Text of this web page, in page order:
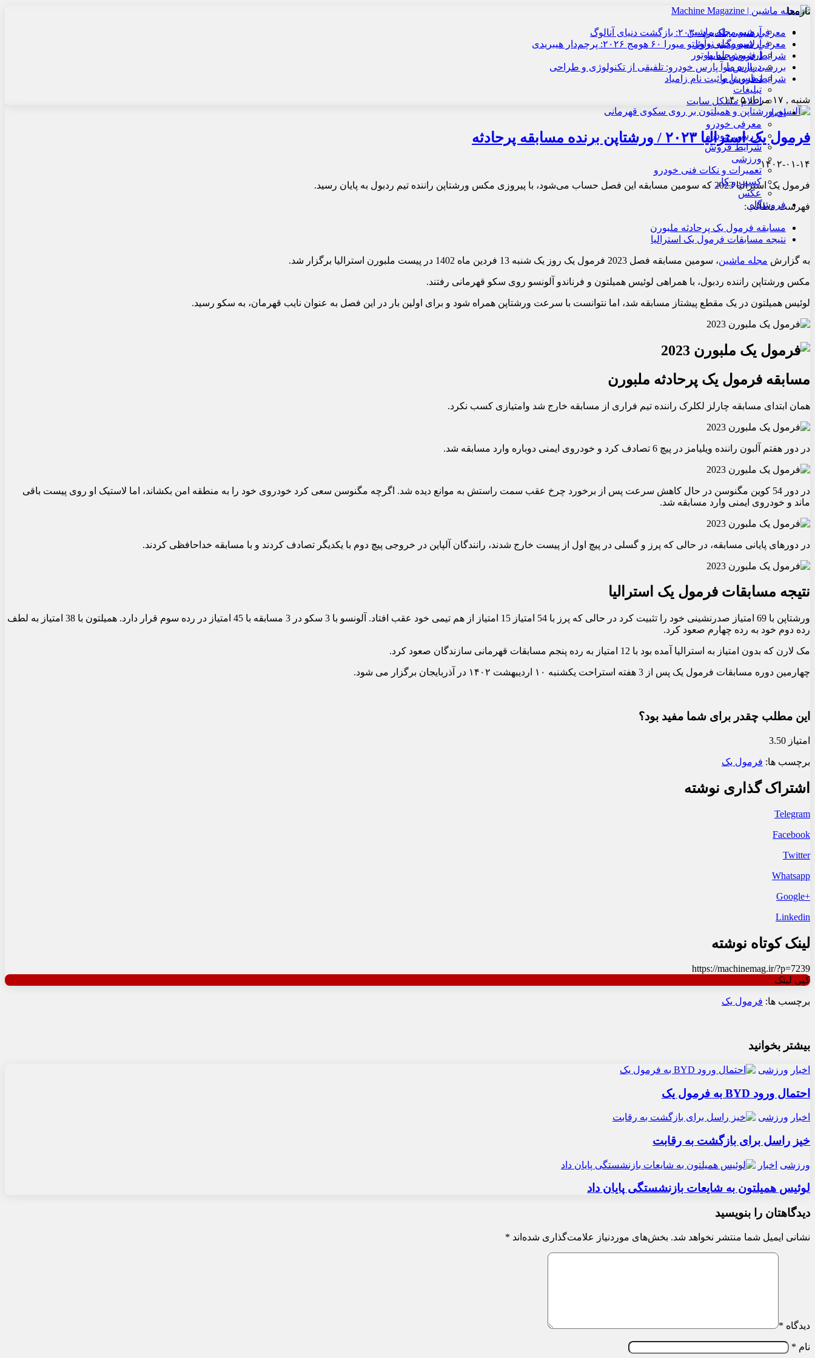
آرشیو مجله ماشین
آرشیو مجله نوآور
آرشیو مجله موتور
درباره ما
تماس با ما
تبلیغات
اعلام مشکل سایت
اخبار
معرفی خودرو
بررسی خودرو
شرایط فروش
ورزشی
تعمیرات و نکات فنی خودرو
کسب و کار
عکس
فروشگاه
تازه‌ها
معرفی هنسی بلک‌برد ۲۰۳۰: بازگشت دنیای آنالوگ
معرفی لامبورگینی روئلتو میورا ۶۰ هومج ۲۰۲۶: پرچم‌دار هیبریدی
شرایط فروش سایپا
بررسی پارس نوآ پارس خودرو: تلفیقی از تکنولوژی و طراحی
شرایط فروش و ثبت نام زامیاد
شنبه , ۱۷ مرداد ۱۴۰۵
فرمول یک استرالیا ۲۰۲۳ / ورشتاپن برنده مسابقه پرحادثه
۱۴۰۲-۰۱-۱۴
فرمول یک استرالیا 2023 که سومین مسابقه این فصل حساب می‌شود، با پیروزی مکس ورشتاپن راننده تیم ردبول به پایان رسید.
فهرست مطالب:
مسابقه فرمول یک پرحادثه ملبورن
نتیجه مسابقات فرمول یک استرالیا
به گزارش مجله ماشین، سومین مسابقه فصل 2023 فرمول یک روز یک شنبه 13 فردین ماه 1402 در پیست ملبورن استرالیا برگزار شد.
مکس ورشتاپن راننده ردبول، با همراهی لوئیس همیلتون و فرناندو آلونسو روی سکو قهرمانی رفتند.
لوئیس همیلتون در یک مقطع پیشتاز مسابقه شد، اما نتوانست با سرعت ورشتاپن همراه شود و برای اولین بار در این فصل به عنوان نایب قهرمان، به سکو رسید.
مسابقه فرمول یک پرحادثه ملبورن
همان ابتدای مسابقه چارلز لکلرک راننده تیم فراری از مسابقه خارج شد وامتیازی کسب نکرد.
در دور هفتم آلبون راننده ویلیامز در پیچ 6 تصادف کرد و خودروی ایمنی دوباره وارد مسابقه شد.
در دور 54 کوین مگنوسن در حال کاهش سرعت پس از برخورد چرخ عقب سمت راستش به موانع دیده شد. اگرچه مگنوسن سعی کرد خودروی خود را به منطقه امن بکشاند، اما لاستیک او روی پیست باقی
ماند و خودروی ایمنی وارد مسابقه شد.
در دورهای پایانی مسابقه، در حالی که پرز و گسلی در پیچ اول از پیست خارج شدند، رانندگان آلپاین در خروجی پیچ دوم با یکدیگر تصادف کردند و با مسابقه خداحافظی کردند.
نتیجه مسابقات فرمول یک استرالیا
ورشتاپن با 69 امتیاز صدرنشینی خود را تثبیت کرد در حالی که پرز با 54 امتیاز 15 امتیاز از هم تیمی خود عقب افتاد. آلونسو با 3 سکو در 3 مسابقه با 45 امتیاز در رده سوم قرار دارد. همیلتون با 38 امتیاز به لطف
رده دوم خود به رده چهارم صعود کرد.
مک لارن که بدون امتیاز به استرالیا آمده بود با 12 امتیاز به رده پنجم مسابقات قهرمانی سازندگان صعود کرد.
چهارمین دوره مسابقات فرمول یک پس از 3 هفته استراحت یکشنبه ۱۰ اردیبهشت ۱۴۰۲ در آذربایجان برگزار می شود.
این مطلب چقدر برای شما مفید بود؟
امتیاز 3.50
برچسب ها: فرمول یک
اشتراک گذاری نوشته
Telegram
Facebook
Twitter
Whatsapp
+Google
Linkedin
لینک کوتاه نوشته
https://machinemag.ir/?p=7239
کپی لینک
برچسب ها: فرمول یک
بیشتر بخوانید
اخبار ورزشی
احتمال ورود BYD به فرمول یک
اخبار ورزشی
خیز راسل برای بازگشت به رقابت
ورزشی اخبار
لوئیس همیلتون به شایعات بازنشستگی پایان داد
دیدگاهتان را بنویسید
نشانی ایمیل شما منتشر نخواهد شد. بخش‌های موردنیاز علامت‌گذاری شده‌اند *
دیدگاه *
نام *